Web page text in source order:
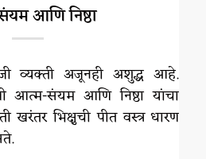
आणि निष्ठा
व्यक्ती अजूनही अशुद्ध आहे.
आत्म-संयम आणि निष्ठा यांचा
भिक्षुची पीत वस्त्र धारण